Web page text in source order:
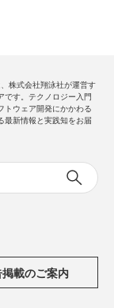
株式会社翔泳社が運営す
です。テクノロジー入門
トウェア開発にかかわる
最新情報と実践知をお届
載のご案内